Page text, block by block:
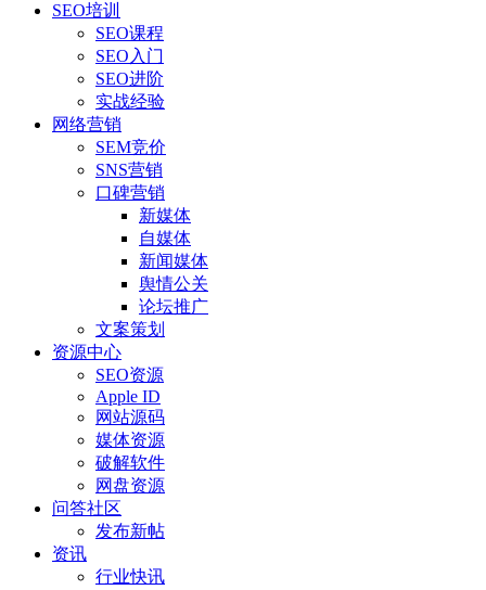
SEO培训
SEO课程
SEO入门
SEO进阶
实战经验
网络营销
SEM竞价
SNS营销
口碑营销
新媒体
自媒体
新闻媒体
舆情公关
论坛推广
文案策划
资源中心
SEO资源
Apple ID
网站源码
媒体资源
破解软件
网盘资源
问答社区
发布新帖
资讯
行业快讯